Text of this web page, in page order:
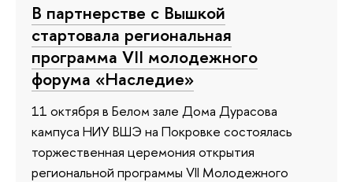
В партнерстве с Вышкой
стартовала региональная
программа VII молодежного
форума «Наследие»
11 октября в Белом зале Дома Дурасова
кампуса НИУ ВШЭ на Покровке состоялась
торжественная церемония открытия
региональной программы VII Молодежного